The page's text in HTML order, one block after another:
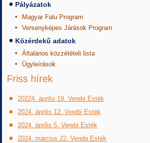
Pályázatok
Magyar Falu Program
Versenyképes Járások Program
Közérdekű adatok
Általános közzétételi lista
Ügyleírások
Friss hírek
20224. április 19. Verebi Esték
2024. április 12. Verebi Esték
2024. április 5. Verebi Esték
2024. március 22. Verebi Esték